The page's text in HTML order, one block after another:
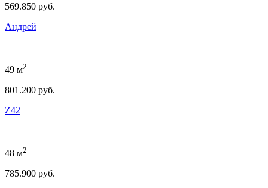
569.850 руб.
Андрей
49 м2
801.200 руб.
Z42
48 м2
785.900 руб.